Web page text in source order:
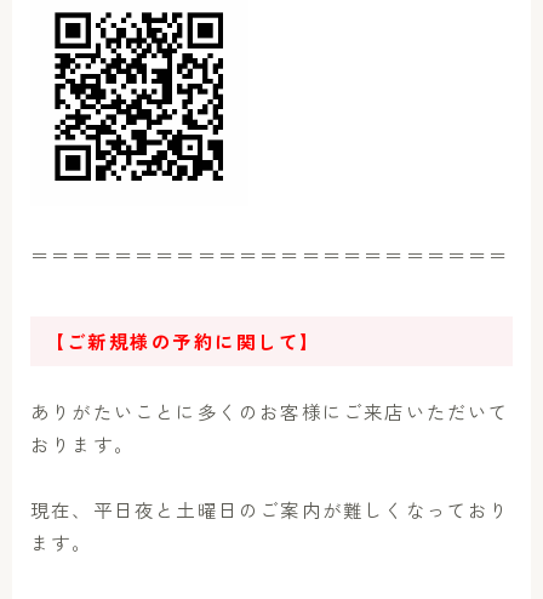
＝＝＝＝＝＝＝＝＝＝＝＝＝＝＝＝＝＝＝＝＝＝＝
【ご新規様の予約に関して】
ありがたいことに多くのお客様にご来店いただいて
おります。
現在、平日夜と土曜日のご案内が難しくなっており
ます。